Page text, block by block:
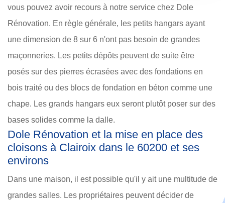
vous pouvez avoir recours à notre service chez Dole
Rénovation. En règle générale, les petits hangars ayant
une dimension de 8 sur 6 n'ont pas besoin de grandes
maçonneries. Les petits dépôts peuvent de suite être
posés sur des pierres écrasées avec des fondations en
bois traité ou des blocs de fondation en béton comme une
chape. Les grands hangars eux seront plutôt poser sur des
bases solides comme la dalle.
Dole Rénovation et la mise en place des
cloisons à Clairoix dans le 60200 et ses
environs
Dans une maison, il est possible qu'il y ait une multitude de
grandes salles. Les propriétaires peuvent décider de